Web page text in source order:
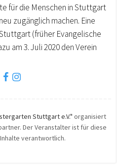
für die Menschen in Stuttgart
zugänglich machen. Eine
(früher Evangelische
am 3. Juli 2020 den Verein
Stuttgart e.V." organisiert
Der Veranstalter ist für diese
verantwortlich.